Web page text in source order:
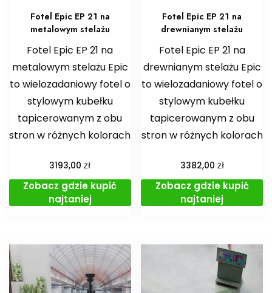
Fotel Epic EP 21 na
metalowym stelażu
Fotel Epic EP 21 na
metalowym stelażu Epic
to wielozadaniowy fotel o
stylowym kubełku
tapicerowanym z obu
stron w różnych kolorach
3193,00zł
Zobacz gdzie kupić
najtaniej
Fotel Epic EP 21 na
drewnianym stelażu
Fotel Epic EP 21 na
drewnianym stelażu Epic
to wielozadaniowy fotel o
stylowym kubełku
tapicerowanym z obu
stron w różnych kolorach
3382,00 zł
Zobacz gdzie kupić
najtaniej